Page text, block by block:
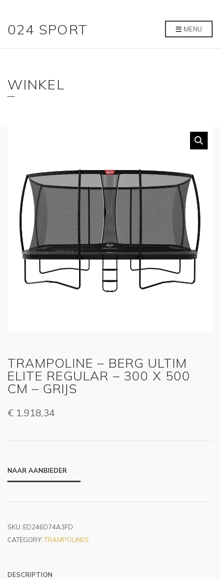
024 SPORT MENU
WINKEL
TRAMPOLINE – BERG ULTIM
ELITE REGULAR – 300 X 500
CM – GRIJS
€ 1.918,34
NAAR AANBIEDER
SKU: ED246D74A3FD
CATEGORY:TRAMPOLINES
DESCRIPTION